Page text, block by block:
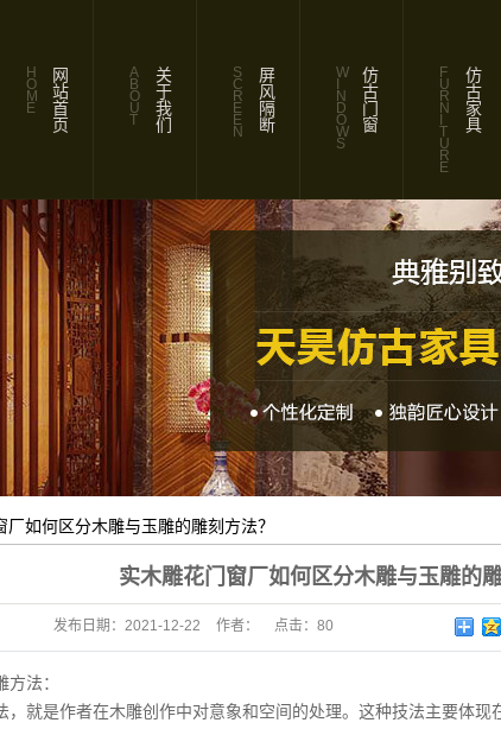
网站首页
H
O
M
E 关于我们
A
B
O
U
T
公
司
简
联
系
我
们
屏风隔断
S
C
R
E
E
N 仿古门窗
W
N
D
O
W
S
仿古家具
F
U
R
N
T
U
R
E
厂如何区分木雕与玉雕的雕刻方法？
实木雕花门窗厂如何区分木雕与玉雕的雕
发布日期： 2021-12-22 作者： 点击： 80
方法：
，就是作者在木雕创作中对意象和空间的处理。这种技法主要体现